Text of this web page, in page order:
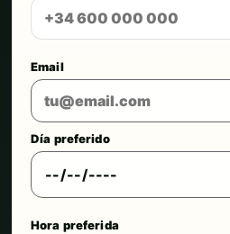
Email
Día preferido
Hora preferida